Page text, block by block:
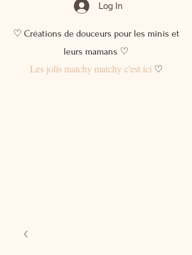
Log In
♡ Créations de douceurs pour les minis et
leurs mamans ♡
Les jolis matchy matchy c'est ici♡